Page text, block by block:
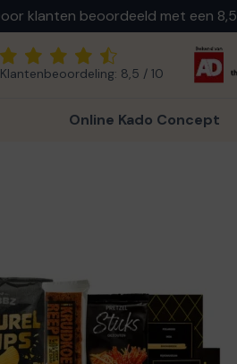
klanten beoordeeld met een 8,5
Klantenbeoordeling: 8,5 / 10
Online Kado Concept